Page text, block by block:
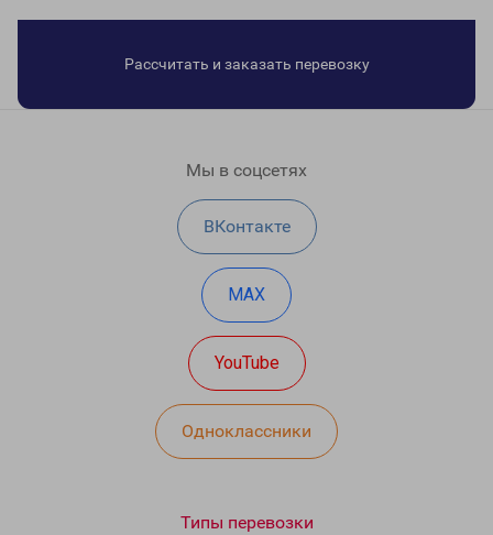
Рассчитать и заказать перевозку
Мы в соцсетях
ВКонтакте
MAX
YouTube
Одноклассники
Типы перевозки